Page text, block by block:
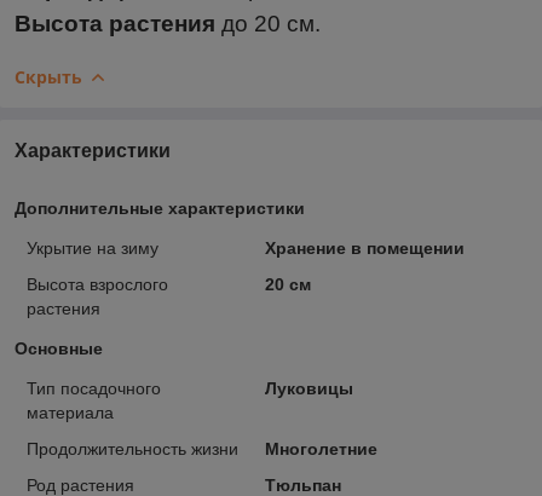
Высота растения до 20 см.
Скрыть
Характеристики
Дополнительные характеристики
Укрытие на зиму
Хранение в помещении
Высота взрослого
растения
20 см
Основные
Тип посадочного
материала
Луковицы
Продолжительность жизни
Многолетние
Род растения
Тюльпан